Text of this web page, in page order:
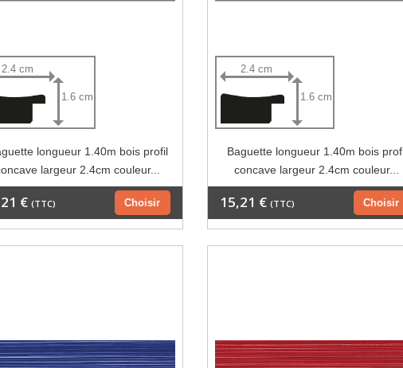
2.4 cm
1.6 cm
longueur 1.40m bois profil
largeur 2.4cm couleur...
Choisir
€ (TTC)
2.4 cm
1.6 cm
Baguette longueur 1.40m bois
concave largeur 2.4cm couleur...
Choisir
15,21 € (TTC)